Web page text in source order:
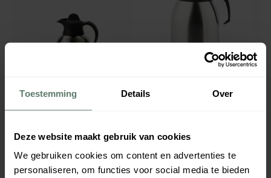
Toestemming Details Over
Deze website maakt gebruik van cookies
We gebruiken cookies om content en advertenties te
personaliseren, om functies voor social media te bieden
Isoleerkan Onbreekbaar 18/10
M/zwarte Schroefdop 1.0L
Afmeting:140 x 175mm
Inhoud:
Isoleerkan Onbreekbaar 18/10
M/rode Drukknop 2,00L
Afmeting: 140 x 235